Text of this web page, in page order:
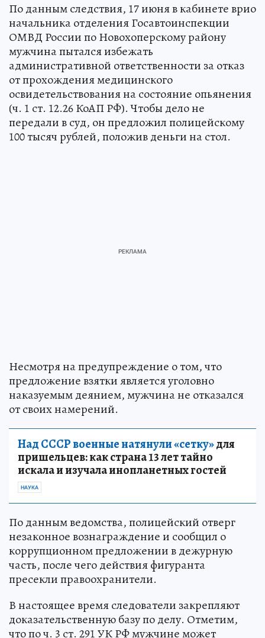
По данным следствия, 17 июня в кабинете врио
начальника отделения Госавтоинспекции
ОМВД России по Новохоперскому району
мужчина пытался избежать
административной ответственности за отказ
от прохождения медицинского
освидетельствования на состояние опьянения
(ч. 1 ст. 12.26 КоАП РФ). Чтобы дело не
передали в суд, он предложил полицейскому
100 тысяч рублей, положив деньги на стол.
Несмотря на предупреждение о том, что
предложение взятки является уголовно
наказуемым деянием, мужчина не отказался
от своих намерений.
Над СССР военные натянули «сетку»для
пришельцев: как страна 13 лет тайно
искала и изучала инопланетных гостей
НАУКА
По данным ведомства, полицейский отверг
незаконное вознаграждение и сообщил о
коррупционном предложении в дежурную
часть, после чего действия фигуранта
пресекли правоохранители.
В настоящее время следователи закрепляют
доказательственную базу по делу. Отметим,
что по ч. 3 ст. 291 УК РФ мужчине может